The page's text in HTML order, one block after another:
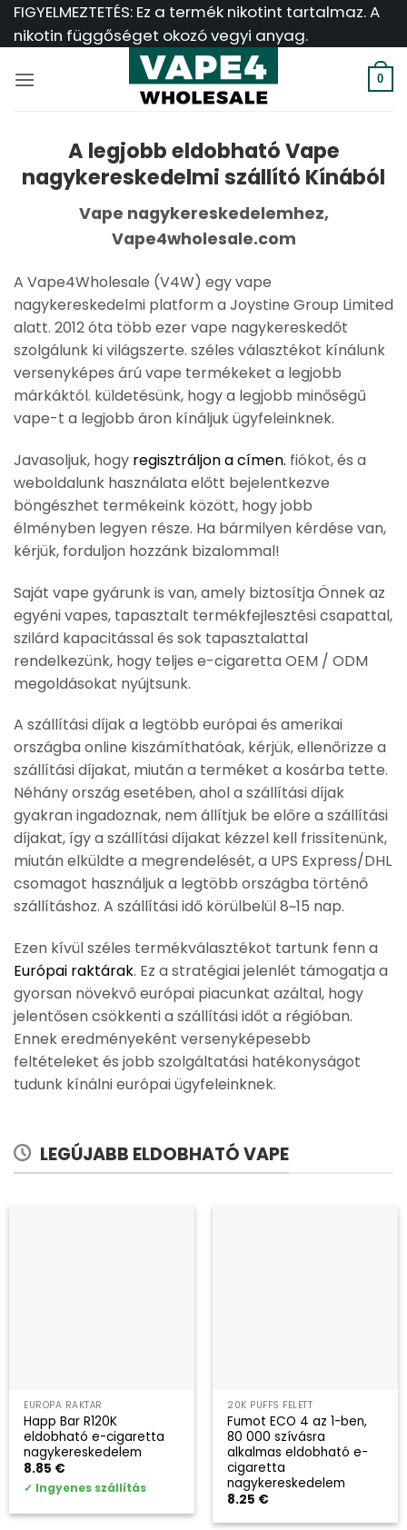
Ugrás
FIGYELMEZTETÉS: Ez a termék nikotint tartalmaz. A
nikotin függőséget okozó vegyi anyag.
0
A legjobb eldobható Vape
nagykereskedelmi szállító Kínából
Vape nagykereskedelemhez,
Vape4wholesale.com
A Vape4Wholesale (V4W) egy vape
nagykereskedelmi platform a Joystine Group Limited
alatt. 2012 óta több ezer vape nagykereskedőt
szolgálunk ki világszerte. széles választékot kínálunk
versenyképes árú vape termékeket a legjobb
márkáktól. küldetésünk, hogy a legjobb minőségű
vape-t a legjobb áron kínáljuk ügyfeleinknek.
Javasoljuk, hogy regisztráljon a címen. fiókot, és a
weboldalunk használata előtt bejelentkezve
böngészhet termékeink között, hogy jobb
élményben legyen része. Ha bármilyen kérdése van,
kérjük, forduljon hozzánk bizalommal!
Saját vape gyárunk is van, amely biztosítja Önnek az
egyéni vapes, tapasztalt termékfejlesztési csapattal,
szilárd kapacitással és sok tapasztalattal
rendelkezünk, hogy teljes e-cigaretta OEM / ODM
megoldásokat nyújtsunk.
A szállítási díjak a legtöbb európai és amerikai
országba online kiszámíthatóak, kérjük, ellenőrizze a
szállítási díjakat, miután a terméket a kosárba tette.
Néhány ország esetében, ahol a szállítási díjak
gyakran ingadoznak, nem állítjuk be előre a szállítási
díjakat, így a szállítási díjakat kézzel kell frissítenünk,
miután elküldte a megrendelését, a UPS Express/DHL
csomagot használjuk a legtöbb országba történő
szállításhoz. A szállítási idő körülbelül 8~15 nap.
Ezen kívül széles termékválasztékot tartunk fenn a
Európai raktárak. Ez a stratégiai jelenlét támogatja a
gyorsan növekvő európai piacunkat azáltal, hogy
jelentősen csökkenti a szállítási időt a régióban.
Ennek eredményeként versenyképesebb
feltételeket és jobb szolgáltatási hatékonyságot
tudunk kínálni európai ügyfeleinknek.
LEGÚJABB ELDOBHATÓ VAPE
EURÓPA RAKTÁR
Happ Bar R120K
eldobható e-cigaretta
nagykereskedelem
8.85 €
✓ Ingyenes szállítás
20K PUFFS FELETT
Fumot ECO 4 az 1-ben,
80 000 szívásra
alkalmas eldobható e-
cigaretta
nagykereskedelem
8.25 €